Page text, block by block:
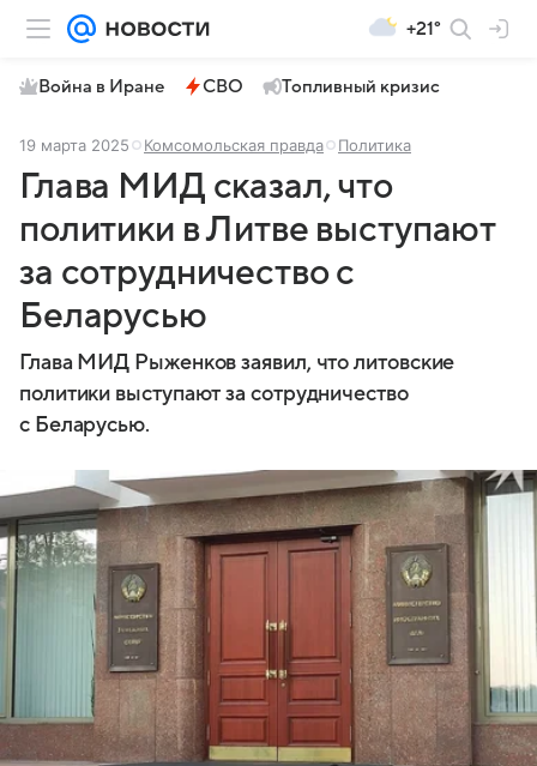
+21°
Война в Иране СВО Топливный кризис
19 марта 2025 Комсомольская правда Политика
Глава МИД сказал, что
политики в Литве выступают
за сотрудничество с
Беларусью
Глава МИД Рыженков заявил, что литовские
политики выступают за сотрудничество
с Беларусью.